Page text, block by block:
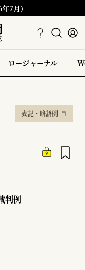
7月）
ロージャーナル
表記・略語例
判例